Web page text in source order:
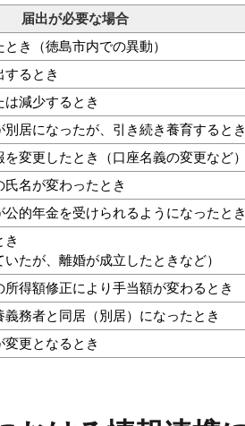
届出が必要な場合
き（徳島市内での異動）
するとき
減少するとき
別居になったが、引き続き養育すると
変更したとき（口座名義の変更など
名が変わったとき
公的年金を受けられるようになったと
き
いたが、離婚が成立したときなど）
得額修正により手当額が変わるとき
務者と同居（別居）になったとき
更となるとき